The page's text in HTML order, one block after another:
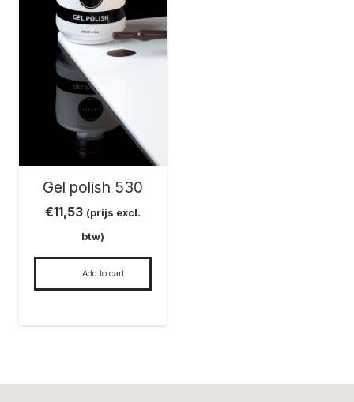
Gel polish 530
€11,53 (prijs excl.
btw)
Add to cart